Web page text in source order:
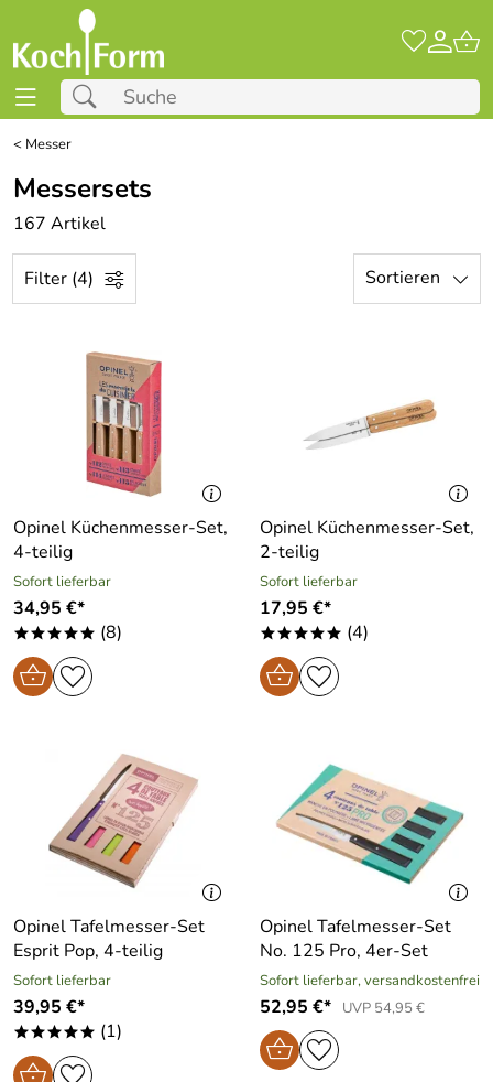
< Messer
Messersets
167 Artikel
Filter (4) Sortieren
Opinel Küchenmesser-Set,
4-teilig
Sofort lieferbar
34,95 €*
***** (8)
Opinel Küchenmesser-Set,
2-teilig
Sofort lieferbar
17,95 €*
***** (4)
Opinel Tafelmesser-Set
Esprit Pop, 4-teilig
Sofort lieferbar
39,95 €*
***** (1)
Opinel Tafelmesser-Set
No. 125 Pro, 4er-Set
Sofort lieferbar, versandkostenfrei
52,95 €* UVP 54,95 €